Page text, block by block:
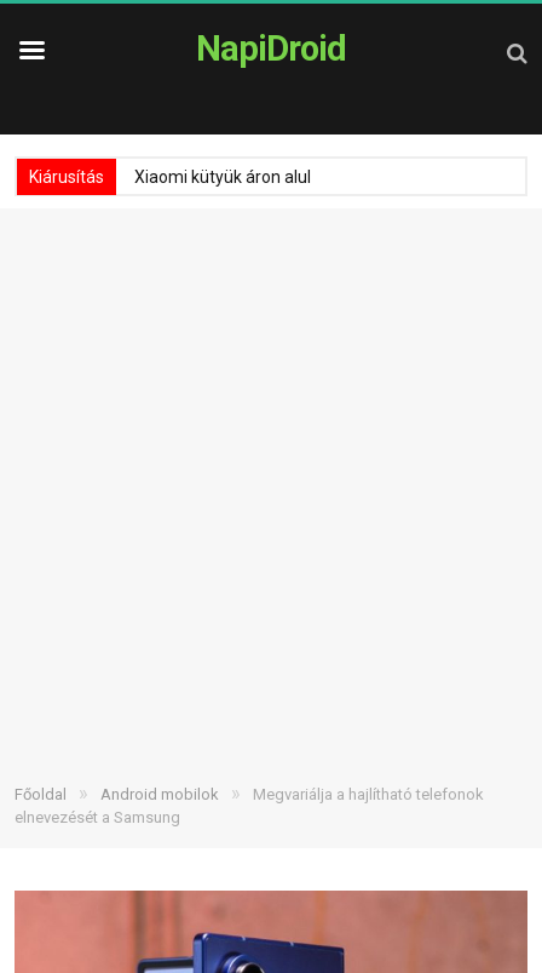
NapiDroid
Kiárusítás Xiaomi kütyük áron alul
Főoldal » Android mobilok »
Megvariálja a hajlítható telefonok
elnevezését a Samsung